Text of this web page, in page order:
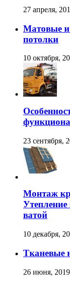
27 апреля,
Матовые
потолки
10 октября,
23 сентября,
Монтаж
ватой
10 декабря,
Тканевые
26 июня, 2019